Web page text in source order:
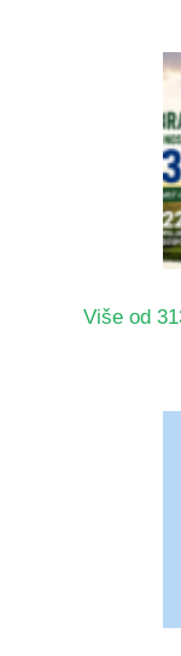
Više od